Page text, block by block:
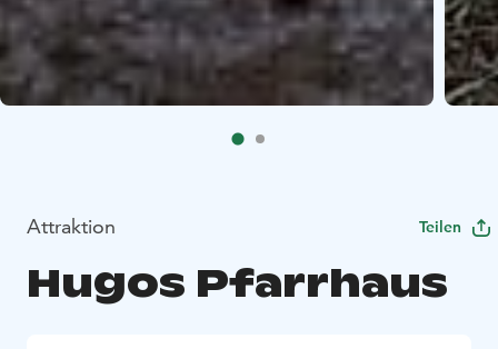
Attraktion Teilen
Hugos Pfarrhaus